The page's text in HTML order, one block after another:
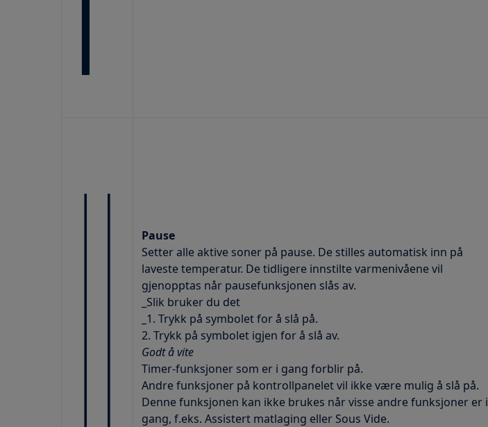
Pause
Setter alle aktive soner på pause. De stilles automatisk inn på
laveste temperatur. De tidligere innstilte varmenivåene vil
gjenopptas når pausefunksjonen slås av.
_Slik bruker du det
_1. Trykk på symbolet for å slå på.
2. Trykk på symbolet igjen for å slå av.
Godt å vite
Timer-funksjoner som er i gang forblir på.
Andre funksjoner på kontrollpanelet vil ikke være mulig å slå på.
Denne funksjonen kan ikke brukes når visse andre funksjoner er i
gang, f.eks. Assistert matlaging eller Sous Vide.